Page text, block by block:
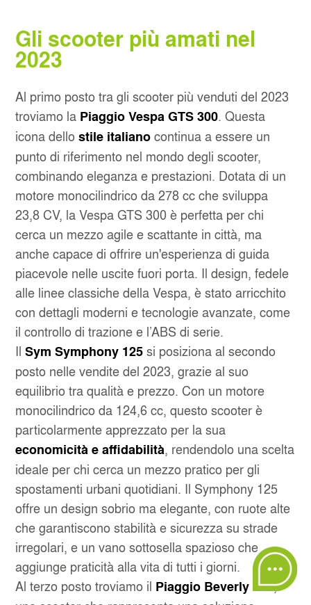
Gli scooter più amati nel
2023
Al primo posto tra gli scooter più venduti del 2023
troviamo la Piaggio Vespa GTS 300. Questa
icona dellostile italianocontinua a essere un
punto di riferimento nel mondo degli scooter,
combinando eleganza e prestazioni. Dotata di un
motore monocilindrico da 278 cc che sviluppa
23,8 CV, la Vespa GTS 300 è perfetta per chi
cerca un mezzo agile e scattante in città, ma
anche capace di offrire un'esperienza di guida
piacevole nelle uscite fuori porta. Il design, fedele
alle linee classiche della Vespa, è stato arricchito
con dettagli moderni e tecnologie avanzate, come
il controllo di trazione e l’ABS di serie.
IlSym Symphony 125si posiziona al secondo
posto nelle vendite del 2023, grazie al suo
equilibrio tra qualità e prezzo. Con un motore
monocilindrico da 124,6 cc, questo scooter è
particolarmente apprezzato per la sua
economicità e affidabilità, rendendolo una scelta
ideale per chi cerca un mezzo pratico per gli
spostamenti urbani quotidiani. Il Symphony 125
offre un design sobrio ma elegante, con ruote alte
che garantiscono stabilità e sicurezza su strade
irregolari, e un vano sottosella spazioso che
aggiunge praticità alla vita di tutti i giorni.
Al terzo posto troviamo il Piaggio Beverly 400,